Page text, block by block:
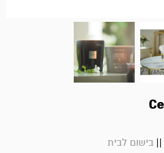
|| בישום לבית